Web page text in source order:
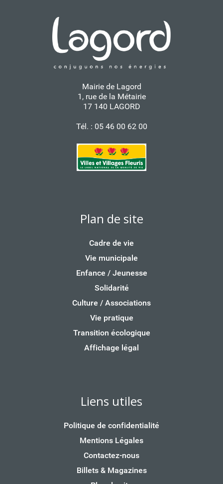
Mairie de Lagord
1, rue de la Métairie
17 140 LAGORD
Tél. : 05 46 00 62 00
Plan de site
Cadre de vie
Vie municipale
Enfance / Jeunesse
Solidarité
Culture / Associations
Vie pratique
Transition écologique
Affichage légal
Liens utiles
Politique de confidentialité
Mentions Légales
Contactez-nous
Billets & Magazines